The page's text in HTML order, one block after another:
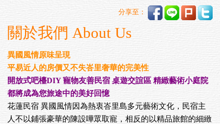
分享至：
關於我們 About Us
異國風情原味呈現
平易近人的房價又不失峇里奢華的完美性
開放式吧檯DIY 寵物友善民宿 桌遊交誼區 精緻藝術小庭院
都將成為您旅途中的美好回憶
花蓮民宿 異國風情因為熱衷峇里島多元藝術文化，民宿主
人不以鋪張豪華的陳設嘩眾取寵，相反的以精品旅館的細緻